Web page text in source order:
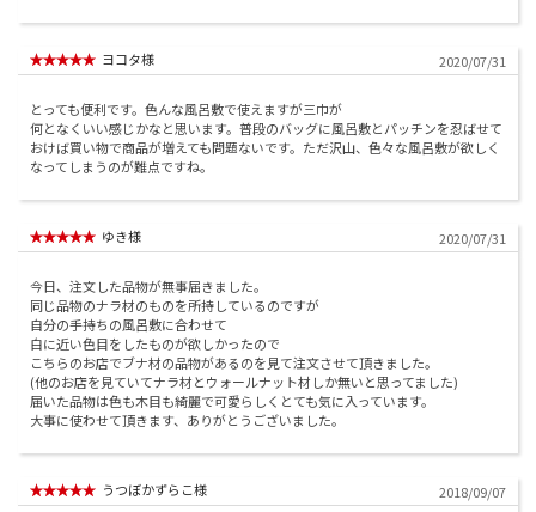
ヨコタ様 2020/07/31
とっても便利です。色んな風呂敷で使えますが三巾が
何となくいい感じかなと思います。普段のバッグに風呂敷とパッチンを忍ばせて
おけば買い物で商品が増えても問題ないです。ただ沢山、色々な風呂敷が欲しく
なってしまうのが難点ですね。
ゆき様 2020/07/31
今日、注文した品物が無事届きました。
同じ品物のナラ材のものを所持しているのですが
自分の手持ちの風呂敷に合わせて
白に近い色目をしたものが欲しかったので
こちらのお店でブナ材の品物があるのを見て注文させて頂きました。
(他のお店を見ていてナラ材とウォールナット材しか無いと思ってました)
届いた品物は色も木目も綺麗で可愛らしくとても気に入っています。
大事に使わせて頂きます、ありがとうございました。
うつぼかずらこ様 2018/09/07